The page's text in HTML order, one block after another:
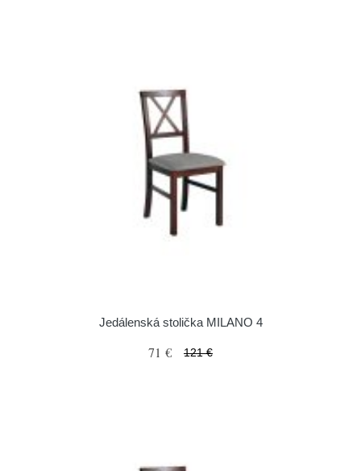
Jedálenská stolička MILANO 4
71 € 121 €